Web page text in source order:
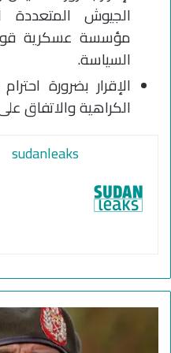
الجيوش المتعددة
مؤسسة عسكرية
السياسة.
الإقرار بضرورة
الكراهية والاتفاق
sudanleaks